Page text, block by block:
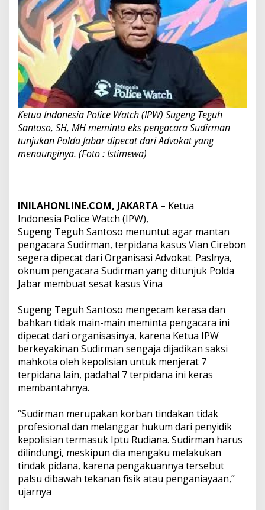
Buat
Sesat
Kasus
Vina
Ketua Indonesia Police Watch (IPW) Sugeng Teguh
Santoso, SH, MH meminta eks pengacara Sudirman
tunjukan Polda Jabar dipecat dari Advokat yang
menaunginya. (Foto : Istimewa)
INILAHONLINE.COM, JAKARTA – Ketua
Indonesia Police Watch (IPW),
Sugeng Teguh Santoso menuntut agar mantan
pengacara Sudirman, terpidana kasus Vian Cirebon
segera dipecat dari Organisasi Advokat. Paslnya,
oknum pengacara Sudirman yang ditunjuk Polda
Jabar membuat sesat kasus Vina
Sugeng Teguh Santoso mengecam kerasa dan
bahkan tidak main-main meminta pengacara ini
dipecat dari organisasinya, karena Ketua IPW
berkeyakinan Sudirman sengaja dijadikan saksi
mahkota oleh kepolisian untuk menjerat 7
terpidana lain, padahal 7 terpidana ini keras
membantahnya.
“Sudirman merupakan korban tindakan tidak
profesional dan melanggar hukum dari penyidik
kepolisian termasuk Iptu Rudiana. Sudirman harus
dilindungi, meskipun dia mengaku melakukan
tindak pidana, karena pengakuannya tersebut
palsu dibawah tekanan fisik atau penganiayaan,”
ujarnya